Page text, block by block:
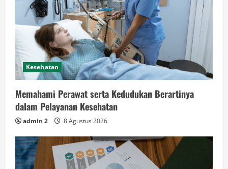
Kesehatan
Memahami Perawat serta Kedudukan Berartinya
dalam Pelayanan Kesehatan
admin 2 8 Agustus 2026